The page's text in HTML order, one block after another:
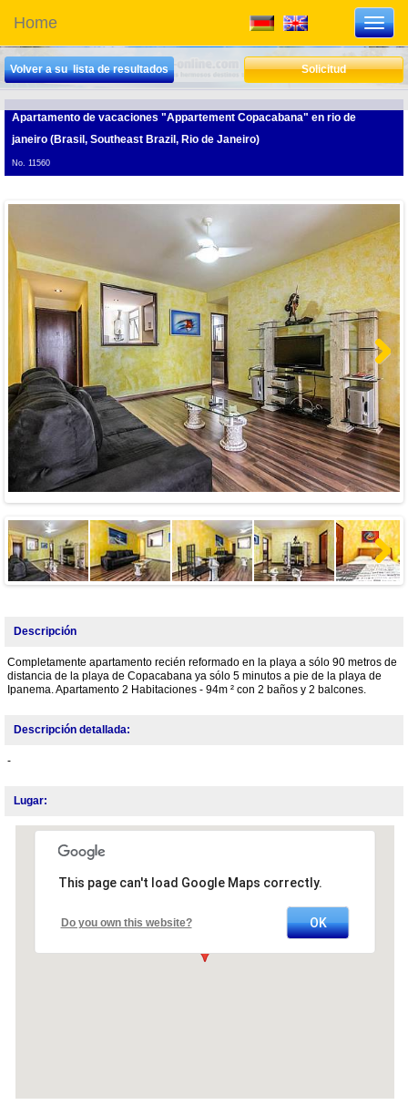
Home
Apartamento de vacaciones "Appartement Copacabana" en rio de
janeiro (Brasil, Southeast Brazil, Rio de Janeiro)
No. 11560
Volver a su lista de resultados Solicitud
Next
Next
Descripción
Completamente apartamento recién reformado en la playa a sólo 90 metros de
distancia de la playa de Copacabana ya sólo 5 minutos a pie de la playa de
Ipanema. Apartamento 2 Habitaciones - 94m ² con 2 baños y 2 balcones.
Descripción detallada:
-
Lugar:
This page can't load Google Maps correctly.
Do you own this website? OK